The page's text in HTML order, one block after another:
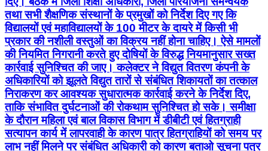
तथा सभी शैक्षणिक संस्थानों के प्रमुखों को निर्देश दिए गए कि
विद्यालयों एवं महाविद्यालयों के 100 मीटर के दायरे में किसी भी
प्रकार की नशीली वस्तुओं का विक्रय नहीं होना चाहिए। ऐसे मामलों
की नियमित निगरानी करते हुए दोषियों के विरुद्ध नियमानुसार सख्त
कार्रवाई सुनिश्चित की जाए। कलेक्टर ने विद्युत वितरण कंपनी के
अधिकारियों को झूलते विद्युत तारों से संबंधित शिकायतों का तत्काल
निराकरण कर आवश्यक सुधारात्मक कार्रवाई करने के निर्देश दिए,
ताकि संभावित दुर्घटनाओं की रोकथाम सुनिश्चित हो सके। समीक्षा
के दौरान महिला एवं बाल विकास विभाग में डीबीटी एवं हितग्राही
सत्यापन कार्य में लापरवाही के कारण पात्र हितग्राहियों को समय पर
लाभ नहीं मिलने पर संबंधित अधिकारी को कारण बताओ सूचना पत्र